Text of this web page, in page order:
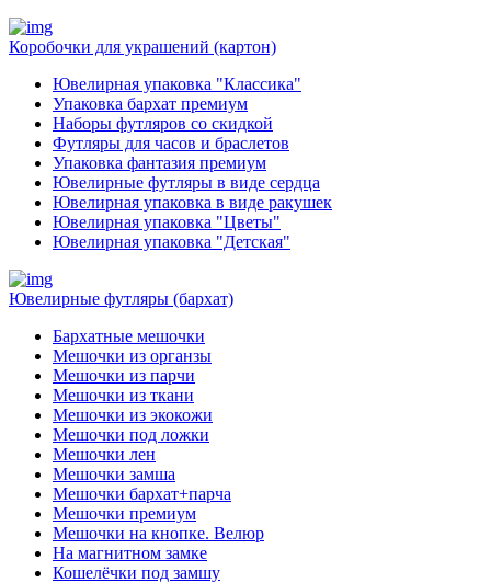
Коробочки для украшений (картон)
Ювелирная упаковка "Классика"
Упаковка бархат премиум
Наборы футляров со скидкой
Футляры для часов и браслетов
Упаковка фантазия премиум
Ювелирные футляры в виде сердца
Ювелирная упаковка в виде ракушек
Ювелирная упаковка "Цветы"
Ювелирная упаковка "Детская"
Ювелирные футляры (бархат)
Бархатные мешочки
Мешочки из органзы
Мешочки из парчи
Мешочки из ткани
Мешочки из экокожи
Мешочки под ложки
Мешочки лен
Мешочки замша
Мешочки бархат+парча
Мешочки премиум
Мешочки на кнопке. Велюр
На магнитном замке
Кошелёчки под замшу